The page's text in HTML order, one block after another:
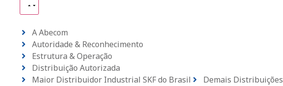
A Abecom
Autoridade & Reconhecimento
Estrutura & Operação
Distribuição Autorizada
Maior Distribuidor Industrial SKF do Brasil
Demais Distribuições